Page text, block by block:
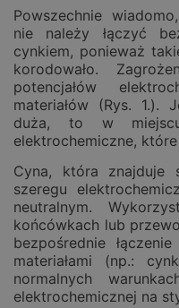
Powszechnie
nie należy łączyć
cynkiem, ponieważ
korodowało.
potencjałów
materiałów (Rys.
duża, to w
elektrochemiczne,
Cyna, która znajduje
szeregu
neutralnym.
końcówkach lub
bezpośrednie
materiałami (np.:
normalnych
elektrochemicznej na